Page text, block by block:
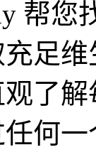
帮您
足
了
何